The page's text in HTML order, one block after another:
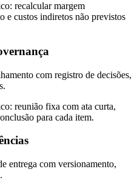
recalcular margem
e custos indiretos não previstos
com registro de decisões,
reunião fixa com ata curta,
para cada item.
entrega com versionamento,